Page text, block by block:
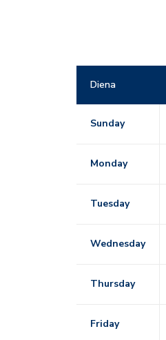
Diena
Sunday
Monday
Tuesday
Wednesday
Thursday
Friday